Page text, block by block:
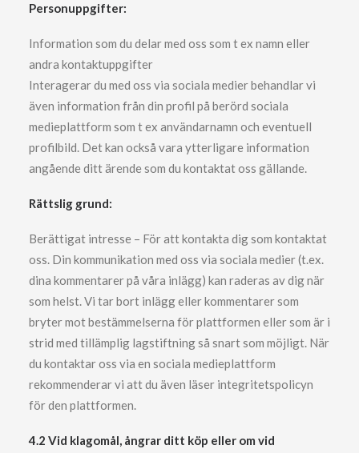
Personuppgifter:
Information som du delar med oss som t ex namn eller
andra kontaktuppgifter
Interagerar du med oss via sociala medier behandlar vi
även information från din profil på berörd sociala
medieplattform som t ex användarnamn och eventuell
profilbild. Det kan också vara ytterligare information
angående ditt ärende som du kontaktat oss gällande.
Rättslig grund:
Berättigat intresse – För att kontakta dig som kontaktat
oss. Din kommunikation med oss via sociala medier (t.ex.
dina kommentarer på våra inlägg) kan raderas av dig när
som helst. Vi tar bort inlägg eller kommentarer som
bryter mot bestämmelserna för plattformen eller som är i
strid med tillämplig lagstiftning så snart som möjligt. När
du kontaktar oss via en sociala medieplattform
rekommenderar vi att du även läser integritetspolicyn
för den plattformen.
4.2 Vid klagomål, ångrar ditt köp eller om vid